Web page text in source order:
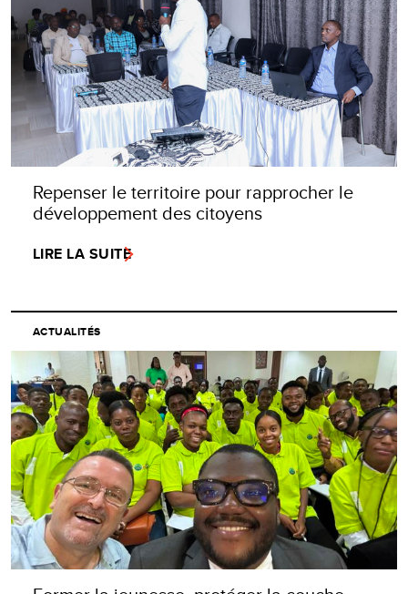
Repenser le territoire pour rapprocher le
développement des citoyens
LIRE LA SUITE
ACTUALITÉS